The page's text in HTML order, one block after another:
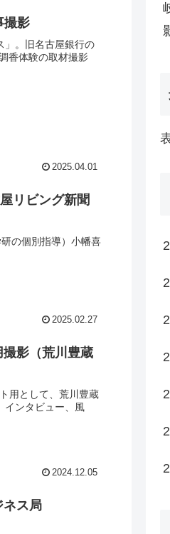
撮影
」。旧名古屋銀行の
香体験の取材撮影
2025.04.01
リビング新聞
の個別指導）小幡喜
2025.02.27
影（荒川豊蔵
用として、荒川豊蔵
インタビュー、風
2024.12.05
ネス局